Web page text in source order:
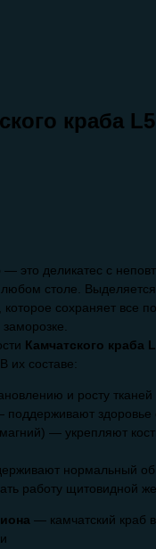
краба L5
— это деликатес с
любом столе.
сохраняет все
Камчатского краба
их составе:
и росту тканей
поддерживают здоровье
— укрепляют
нормальный
работу щитовидной
— камчатский краб